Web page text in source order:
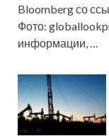
Bloomberg со
Фото:
информации, …